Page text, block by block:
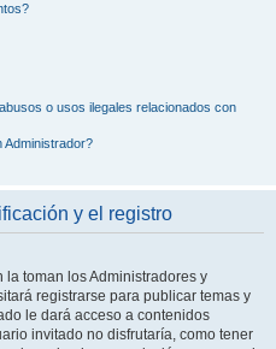
o usos ilegales relacionados con
Administrador?
y el registro
toman los Administradores y
registrarse para publicar temas y
le dará acceso a contenidos
invitado no disfrutaría, como tener